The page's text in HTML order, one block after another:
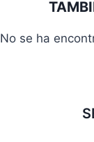
No se ha